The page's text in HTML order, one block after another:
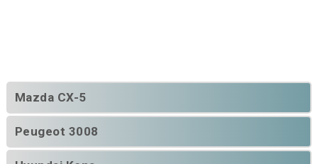
Mazda CX-5
Peugeot 3008